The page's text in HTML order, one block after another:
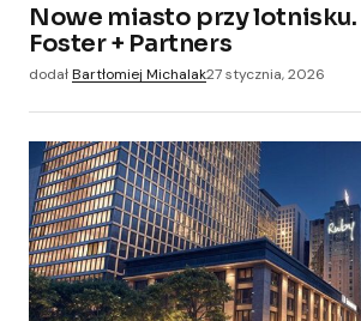
Nowe miasto przy
Foster + Partners
dodałBartłomiej Michalak27 stycznia, 2026